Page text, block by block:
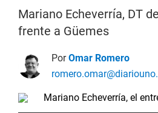
Mariano Echeverría, DT
frente a Güemes
PorOmar Romero